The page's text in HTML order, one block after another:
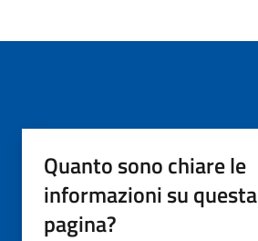
Quanto sono chiare le
informazioni su questa
pagina?